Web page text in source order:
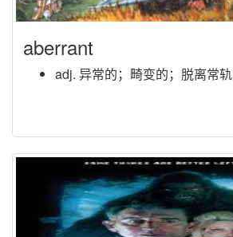
aberrant
adj. 异常的；畸变的；脱离常